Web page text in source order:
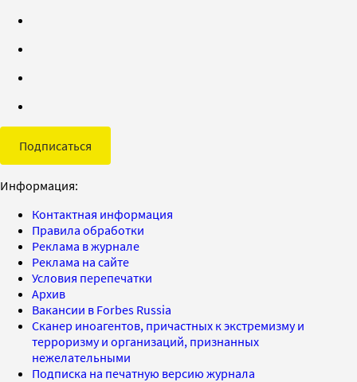
Подписаться
Информация:
Контактная информация
Правила обработки
Реклама в журнале
Реклама на сайте
Условия перепечатки
Архив
Вакансии в Forbes Russia
Сканер иноагентов, причастных к экстремизму и
терроризму и организаций, признанных
нежелательными
Подписка на печатную версию журнала